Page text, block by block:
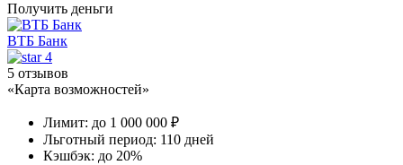
Получить деньги
ВТБ Банк
4
5 отзывов
«Карта возможностей»
Лимит: до 1 000 000 ₽
Льготный период: 110 дней
Кэшбэк: до 20%